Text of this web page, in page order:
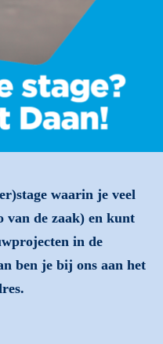
waarin je veel
de zaak) en kunt
in de
ben je bij ons aan het